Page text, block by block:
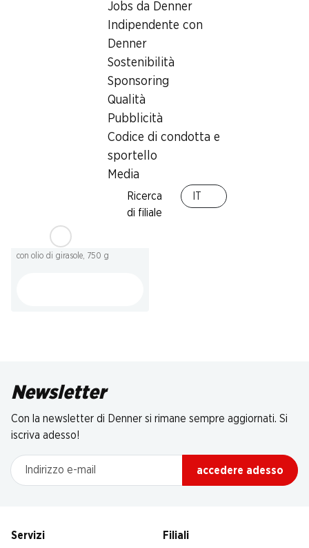
Jobs da Denner
Indipendente con
Denner
Sostenibilità
Sponsoring
Qualità
Pubblicità
Codice di condotta e
sportello
Media
Ricerca
di filiale
Filetti di pangasio Premium
5.55
Vossko Chicken Nuggets
Provenienza indicata
sull’imballaggio, 400 g
Patatine ondulate Denner
con olio di girasole, 750 g
Newsletter
Con la newsletter di Denner si rimane sempre aggiornati. Si
iscriva adesso!
Indirizzo e-mail
accedere adesso
Servizi
Filiali